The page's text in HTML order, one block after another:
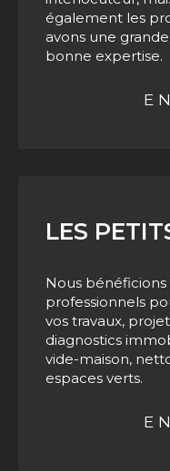
Besoin d'un
programmes neufs
agence immobilière !
interlocuteur,
également les
avons une
bonne expertise.
LES
Nous
professionnels
vos travaux,
diagnostics
vide-maison,
espaces verts.